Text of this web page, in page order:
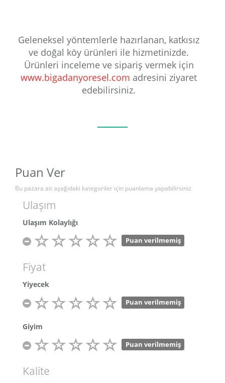
Geleneksel yöntemlerle hazırlanan, katkısız
ve doğal köy ürünleri ile hizmetinizde.
Ürünleri inceleme ve sipariş vermek için
www.bigadanyoresel.com adresini ziyaret
edebilirsiniz.
Puan Ver
Bu pazara ait aşağıdaki kategoriler için puanlama yapabilirsiniz
Ulaşım
Ulaşım Kolaylığı
Puan verilmemiş
Fiyat
Yiyecek
Puan verilmemiş
Giyim
Puan verilmemiş
Kalite